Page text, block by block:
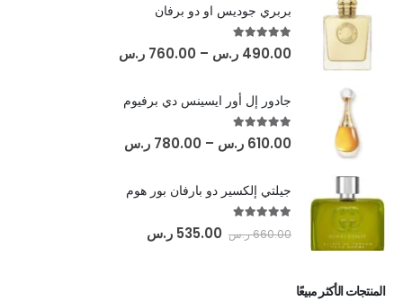
بربري جوديس او دو برفان
5.00
out of 5
490.00 ر.س –
760.00 ر.س
جادور إل أور ايسينس دي برفيوم
5.00
out of 5
610.00 ر.س –
780.00 ر.س
جيلتي إلكسير دو بارفان بور هوم
660.00ر.س 535.00 ر.س
المنتجات الأكثر مبيعًا